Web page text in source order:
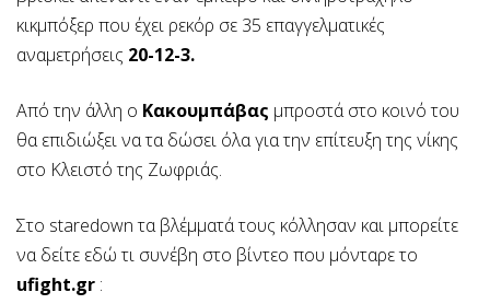
κικμπόξερ που έχει ρεκόρ σε 35 επαγγελματικές
αναμετρήσεις 20-12-3.
Από την άλλη ο Κακουμπάβας μπροστά στο κοινό του
θα επιδιώξει να τα δώσει όλα για την επίτευξη της νίκης
στο Κλειστό της Ζωφριάς.
Στο staredown τα βλέμματά τους κόλλησαν και μπορείτε
να δείτε εδώ τι συνέβη στο βίντεο που μόνταρε το
ufight.gr :